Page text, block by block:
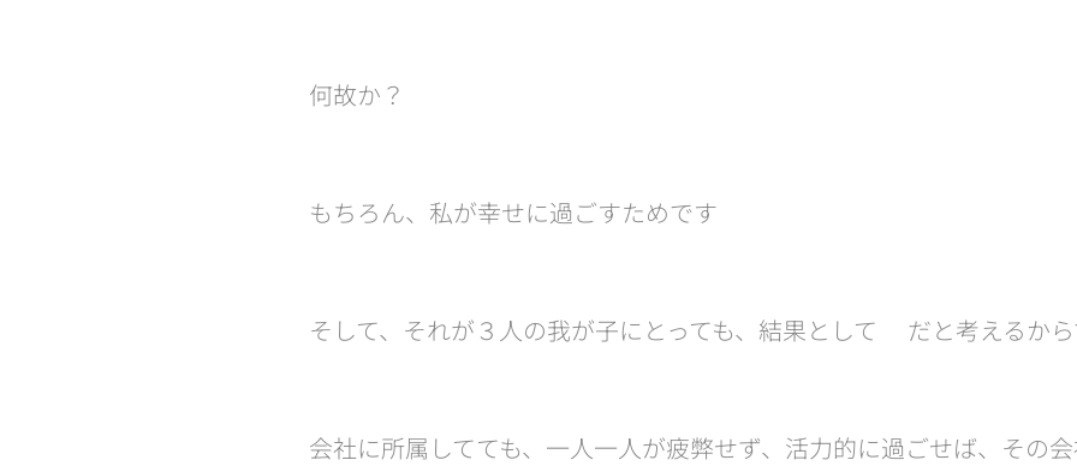
何故か？
もちろん、私が幸せに過ごすためです✌️
そして、それが３人の我が子にとっても、結果として⭕️だと考えるから
会社に所属してても、一人一人が疲弊せず、活力的に過ごせば、その会